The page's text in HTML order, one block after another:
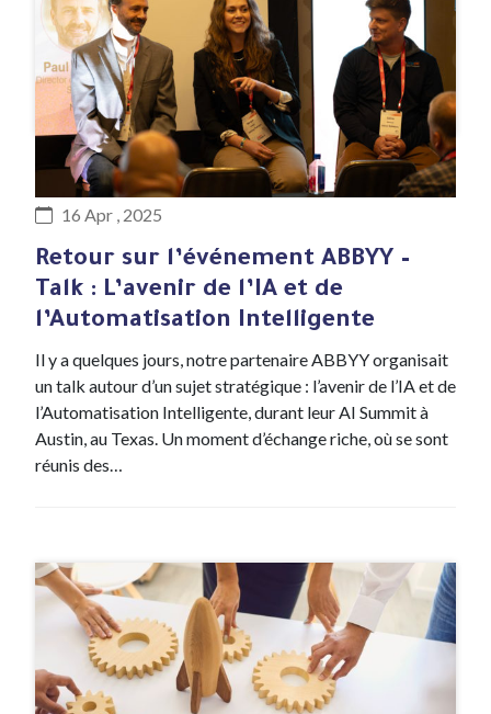
#Evenement
16 Apr , 2025
Retour sur l’événement ABBYY –
Talk : L’avenir de l’IA et de
l’Automatisation Intelligente
Il y a quelques jours, notre partenaire ABBYY organisait
un talk autour d’un sujet stratégique : l’avenir de l’IA et de
l’Automatisation Intelligente, durant leur AI Summit à
Austin, au Texas. Un moment d’échange riche, où se sont
réunis des…